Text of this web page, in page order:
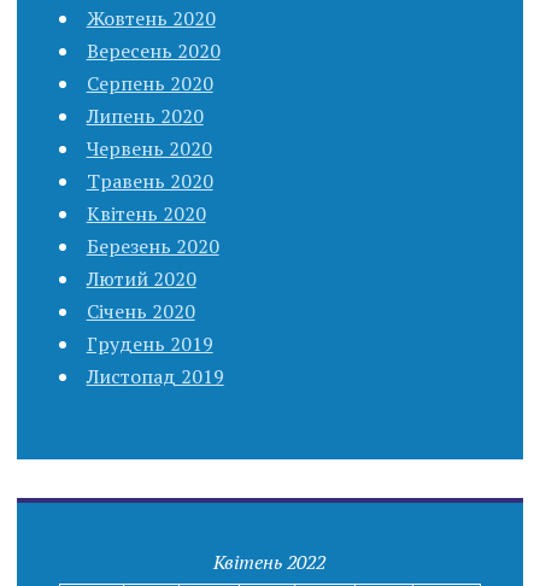
Жовтень 2020
Вересень 2020
Серпень 2020
Липень 2020
Червень 2020
Травень 2020
Квітень 2020
Березень 2020
Лютий 2020
Січень 2020
Грудень 2019
Листопад 2019
Квітень 2022